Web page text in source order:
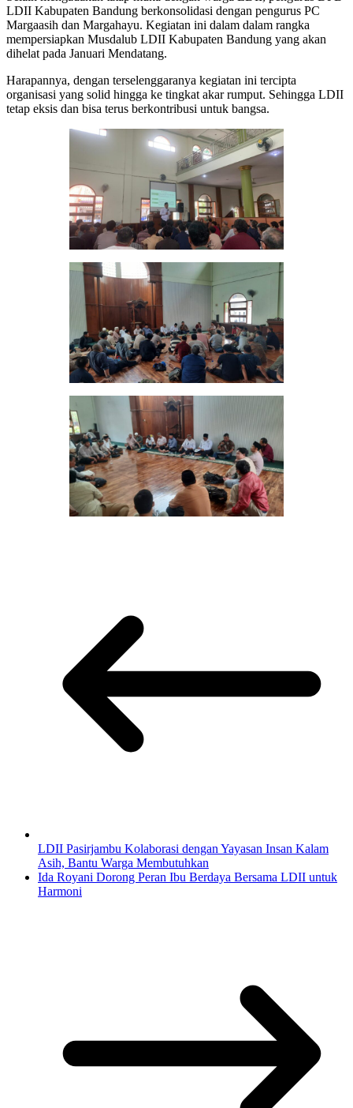
LDII Kabupaten Bandung berkonsolidasi dengan pengurus PC
Margaasih dan Margahayu. Kegiatan ini dalam dalam rangka
mempersiapkan Musdalub LDII Kabupaten Bandung yang akan
dihelat pada Januari Mendatang.
Harapannya, dengan terselenggaranya kegiatan ini tercipta
organisasi yang solid hingga ke tingkat akar rumput. Sehingga LDII
tetap eksis dan bisa terus berkontribusi untuk bangsa.
LDII Pasirjambu Kolaborasi dengan Yayasan Insan Kalam
Asih, Bantu Warga Membutuhkan
Ida Royani Dorong Peran Ibu Berdaya Bersama LDII untuk
Harmoni